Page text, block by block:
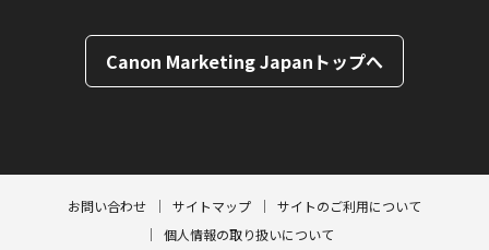
Canon Marketing Japanトップへ
お問い合わせ サイトマップ
サイトのご利用について
個人情報の取り扱いについて